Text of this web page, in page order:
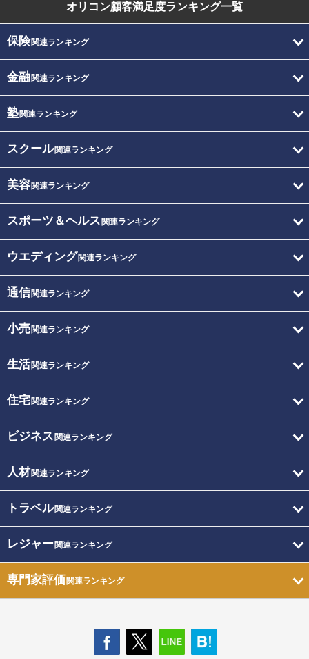
オリコン顧客満足度ランキング一覧
保険関連ランキング
金融関連ランキング
塾関連ランキング
スクール関連ランキング
美容関連ランキング
スポーツ＆ヘルス 関連ランキング
ウエディング関連ランキング
通信関連ランキング
小売関連ランキング
生活関連ランキング
住宅関連ランキング
ビジネス 関連ランキング
人材関連ランキング
トラベル関連ランキング
レジャー関連ランキング
専門家評価関連ランキング